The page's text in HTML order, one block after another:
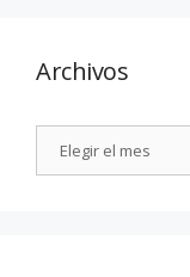
Archivos